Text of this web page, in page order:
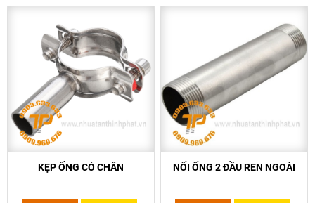
KẸP ỐNG CÓ CHÂN NỐI ỐNG 2 ĐẦU REN NGOÀI